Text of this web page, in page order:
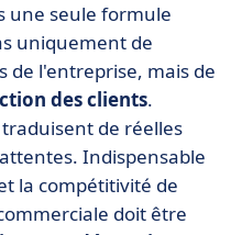
une seule formule
uniquement de
de l'entreprise, mais de
des clients.
de réelles
Indispensable
la compétitivité de
doit être